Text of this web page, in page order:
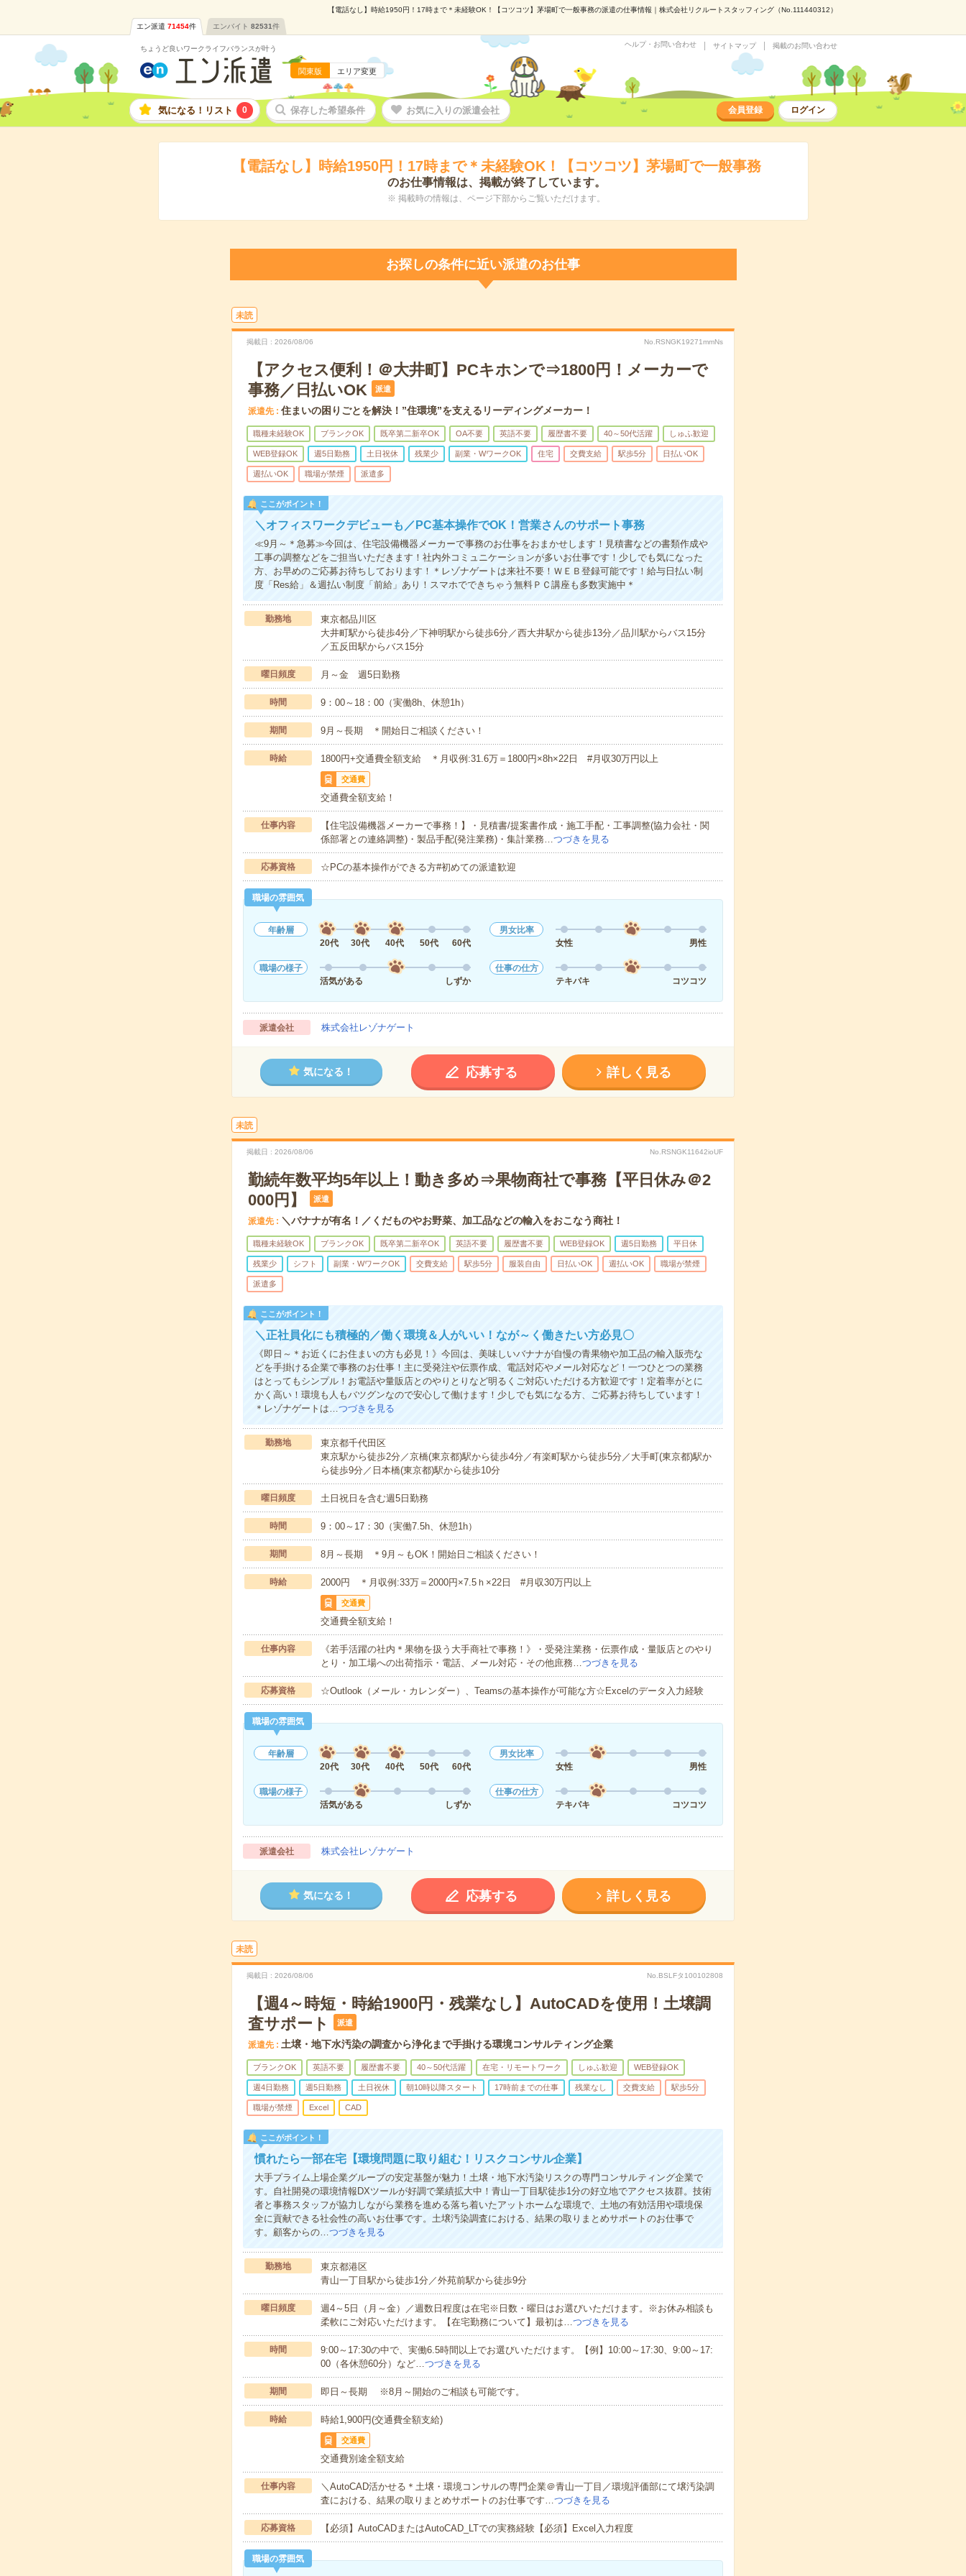
【電話なし】時給1950円！17時まで＊未経験OK！【コツコツ】茅場町で一般事務の派遣の仕事情報｜株式会社リクルートスタッフィング（No.111440312）
エン派遣 71454件 エンバイト 82531件
ちょうど良いワークライフバランスが叶う
関東版 エリア変更
ヘルプ・お問い合わせ サイトマップ 掲載のお問い合わせ
気になる！リスト 0 保存した希望条件 お気に入りの派遣会社 会員登録 ログイン
【電話なし】時給1950円！17時まで＊未経験OK！【コツコツ】茅場町で一般事務
のお仕事情報は、掲載が終了しています。
※ 掲載時の情報は、ページ下部からご覧いただけます。
お探しの条件に近い派遣のお仕事
未読
掲載日 2026/08/06 No.RSNGK19271mmNs
【アクセス便利！＠大井町】PCキホンで⇒1800円！メーカーで
事務／日払いOK
派遣
派遣先 住まいの困りごとを解決！”住環境”を支えるリーディングメーカー！
職種未経験OK ブランクOK 既卒第二新卒OK OA不要 英語不要 履歴書不要 40～50代活躍 しゅふ歓迎
WEB登録OK 週5日勤務 土日祝休 残業少 副業・WワークOK 住宅 交費支給 駅歩5分 日払いOK
週払いOK 職場が禁煙 派遣多
ここがポイント！
＼オフィスワークデビューも／PC基本操作でOK！営業さんのサポート事務
≪9月～＊急募≫今回は、住宅設備機器メーカーで事務のお仕事をおまかせします！見積書などの書類作成や
工事の調整などをご担当いただきます！社内外コミュニケーションが多いお仕事です！少しでも気になった
方、お早めのご応募お待ちしております！＊レゾナゲートは来社不要！ＷＥＢ登録可能です！給与日払い制
度「Res給」＆週払い制度「前給」あり！スマホでできちゃう無料ＰＣ講座も多数実施中＊
勤務地
東京都品川区
大井町駅から徒歩4分／下神明駅から徒歩6分／西大井駅から徒歩13分／品川駅からバス15分
／五反田駅からバス15分
曜日頻度 月～金 週5日勤務
時間 9：00～18：00（実働8h、休憩1h）
期間 9月～長期 ＊開始日ご相談ください！
時給 1800円+交通費全額支給 ＊月収例:31.6万＝1800円×8h×22日 #月収30万円以上
交通費
交通費全額支給！
仕事内容
【住宅設備機器メーカーで事務！】・見積書/提案書作成・施工手配・工事調整(協力会社・関
係部署との連絡調整)・製品手配(発注業務)・集計業務…つづきを見る
応募資格 ☆PCの基本操作ができる方#初めての派遣歓迎
職場の雰囲気
年齢層
20代
30代 40代 50代 60代
男女比率
女性
男性
職場の様子
活気がある
しずか
仕事の仕方
テキパキ
コツコツ
派遣会社 株式会社レゾナゲート
気になる！ 応募する 詳しく見る
未読
掲載日 2026/08/06 No.RSNGK11642ioUF
勤続年数平均5年以上！動き多め⇒果物商社で事務【平日休み＠2
000円】
派遣
派遣先 ＼バナナが有名！／くだものやお野菜、加工品などの輸入をおこなう商社！
職種未経験OK ブランクOK 既卒第二新卒OK 英語不要 履歴書不要 WEB登録OK 週5日勤務 平日休
残業少 シフト 副業・WワークOK 交費支給 駅歩5分 服装自由 日払いOK 週払いOK 職場が禁煙
派遣多
ここがポイント！
＼正社員化にも積極的／働く環境＆人がいい！なが～く働きたい方必見〇
《即日～＊お近くにお住まいの方も必見！》今回は、美味しいバナナが自慢の青果物や加工品の輸入販売な
どを手掛ける企業で事務のお仕事！主に受発注や伝票作成、電話対応やメール対応など！一つひとつの業務
はとってもシンプル！お電話や量販店とのやりとりなど明るくご対応いただける方歓迎です！定着率がとに
かく高い！環境も人もバツグンなので安心して働けます！少しでも気になる方、ご応募お待ちしています！
＊レゾナゲートは…つづきを見る
勤務地
東京都千代田区
東京駅から徒歩2分／京橋(東京都)駅から徒歩4分／有楽町駅から徒歩5分／大手町(東京都)駅か
ら徒歩9分／日本橋(東京都)駅から徒歩10分
曜日頻度 土日祝日を含む週5日勤務
時間 9：00～17：30（実働7.5h、休憩1h）
期間 8月～長期 ＊9月～もOK！開始日ご相談ください！
時給 2000円 ＊月収例:33万＝2000円×7.5ｈ×22日 #月収30万円以上
交通費
交通費全額支給！
仕事内容
《若手活躍の社内＊果物を扱う大手商社で事務！》・受発注業務・伝票作成・量販店とのやり
とり・加工場への出荷指示・電話、メール対応・その他庶務…つづきを見る
応募資格 ☆Outlook（メール・カレンダー）、Teamsの基本操作が可能な方☆Excelのデータ入力経験
職場の雰囲気
年齢層
20代
30代 40代 50代 60代
男女比率
女性
男性
職場の様子
活気がある
しずか
仕事の仕方
テキパキ
コツコツ
派遣会社 株式会社レゾナゲート
気になる！ 応募する 詳しく見る
未読
掲載日 2026/08/06 No.BSLFタ100102808
【週4～時短・時給1900円・残業なし】AutoCADを使用！土壌調
査サポート
派遣
派遣先 土壌・地下水汚染の調査から浄化まで手掛ける環境コンサルティング企業
ブランクOK 英語不要 履歴書不要 40～50代活躍 在宅・リモートワーク しゅふ歓迎 WEB登録OK
週4日勤務 週5日勤務 土日祝休 朝10時以降スタート 17時前までの仕事 残業なし 交費支給 駅歩5分
職場が禁煙 Excel CAD
ここがポイント！
慣れたら一部在宅【環境問題に取り組む！リスクコンサル企業】
大手プライム上場企業グループの安定基盤が魅力！土壌・地下水汚染リスクの専門コンサルティング企業で
す。自社開発の環境情報DXツールが好調で業績拡大中！青山一丁目駅徒歩1分の好立地でアクセス抜群。技術
者と事務スタッフが協力しながら業務を進める落ち着いたアットホームな環境で、土地の有効活用や環境保
全に貢献できる社会性の高いお仕事です。土壌汚染調査における、結果の取りまとめサポートのお仕事で
す。顧客からの…つづきを見る
勤務地
東京都港区
青山一丁目駅から徒歩1分／外苑前駅から徒歩9分
曜日頻度
週4～5日（月～金）／週数日程度は在宅※日数・曜日はお選びいただけます。※お休み相談も
柔軟にご対応いただけます。【在宅勤務について】最初は…つづきを見る
時間
9:00～17:30の中で、実働6.5時間以上でお選びいただけます。【例】10:00～17:30、9:00～17:
00（各休憩60分）など…つづきを見る
期間 即日～長期 ※8月～開始のご相談も可能です。
時給 時給1,900円(交通費全額支給)
交通費
交通費別途全額支給
仕事内容
＼AutoCAD活かせる＊土壌・環境コンサルの専門企業＠青山一丁目／環境評価部にて壌汚染調
査における、結果の取りまとめサポートのお仕事です…つづきを見る
応募資格 【必須】AutoCADまたはAutoCAD_LTでの実務経験【必須】Excel入力程度
職場の雰囲気